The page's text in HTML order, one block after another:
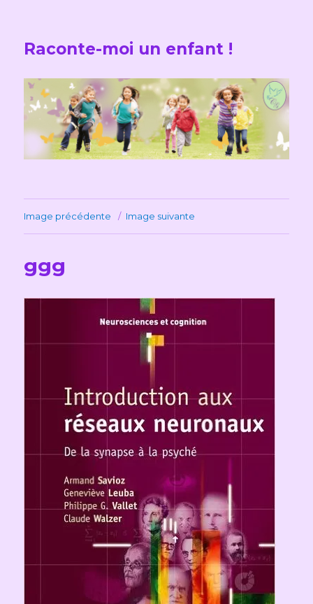
Raconte-moi un enfant !
Image précédente Image suivante
ggg